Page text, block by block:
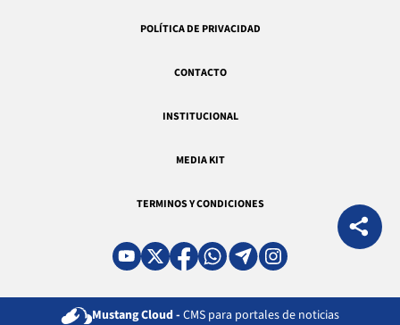
POLÍTICA DE PRIVACIDAD
CONTACTO
INSTITUCIONAL
MEDIA KIT
TERMINOS Y CONDICIONES
Mustang Cloud - CMS para portales de noticias